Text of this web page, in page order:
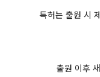
특허는 출원 시
출원 이후